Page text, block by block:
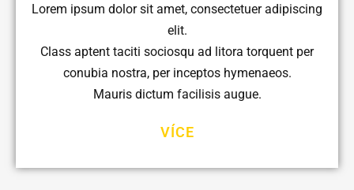
Lorem ipsum dolor sit amet, consectetuer adipiscing
elit.
Class aptent taciti sociosqu ad litora torquent per
conubia nostra, per inceptos hymenaeos.
Mauris dictum facilisis augue.
VÍCE